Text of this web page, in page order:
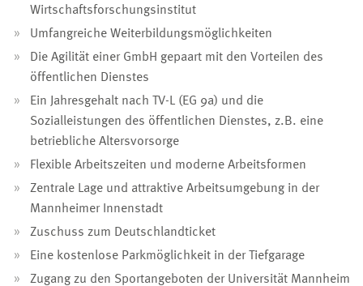
Wirtschaftsforschungsinstitut
Umfangreiche Weiterbildungsmöglichkeiten
Die Agilität einer GmbH gepaart mit den Vorteilen des
öffentlichen Dienstes
Ein Jahresgehalt nach TV-L (EG 9a) und die
Sozialleistungen des öffentlichen Dienstes, z.B. eine
betriebliche Altersvorsorge
Flexible Arbeitszeiten und moderne Arbeitsformen
Zentrale Lage und attraktive Arbeitsumgebung in der
Mannheimer Innenstadt
Zuschuss zum Deutschlandticket
Eine kostenlose Parkmöglichkeit in der Tiefgarage
Zugang zu den Sportangeboten der Universität Mannheim